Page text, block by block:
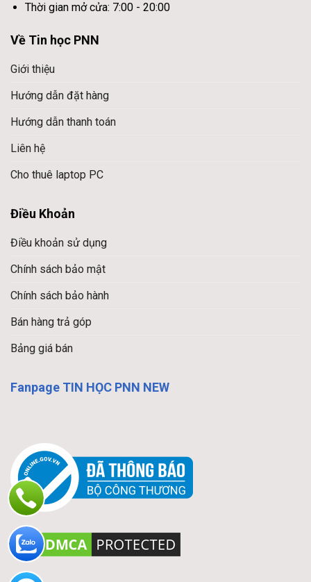
Thời gian mở cửa: 7:00 - 20:00
Về Tin học PNN
Giới thiệu
Hướng dẫn đặt hàng
Hướng dẫn thanh toán
Liên hệ
Cho thuê laptop PC
Điều Khoản
Điều khoản sử dụng
Chính sách bảo mật
Chính sách bảo hành
Bán hàng trả góp
Bảng giá bán
Fanpage TIN HỌC PNN NEW